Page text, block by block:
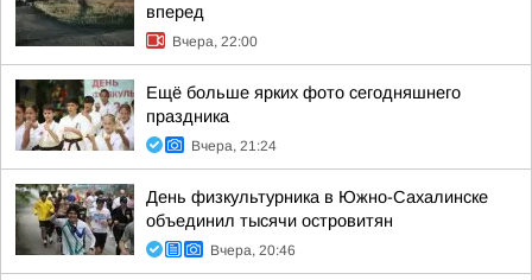
вперед
Вчера, 22:00
Ещё больше ярких фото сегодняшнего
праздника
Вчера, 21:24
День физкультурника в Южно-Сахалинске
объединил тысячи островитян
Вчера, 20:46